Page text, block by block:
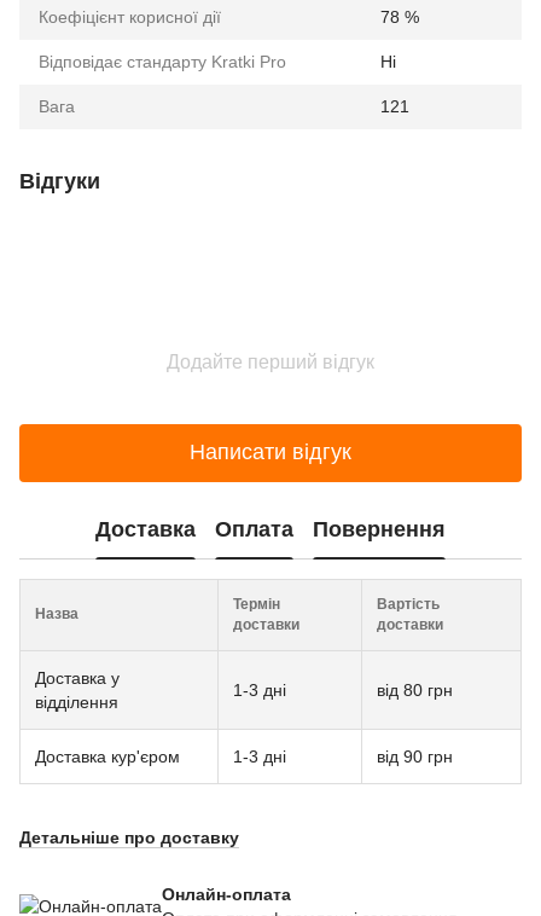
Коефіцієнт корисної дії 78 %
Відповідає стандарту Kratki Pro Ні
Вага 121
Відгуки
Додайте перший відгук
Написати відгук
Доставка Оплата Повернення
Назва
Термін
доставки
Вартість
доставки
Доставка у
відділення
1-3 дні від 80 грн
Доставка кур'єром 1-3 дні від 90 грн
Детальніше про доставку
Онлайн-оплата